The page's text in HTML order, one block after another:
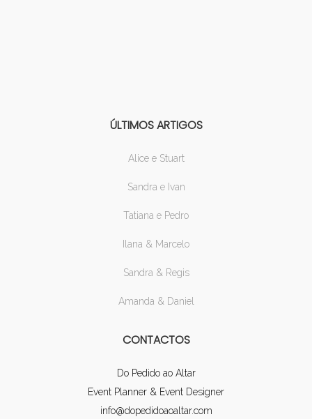
ÚLTIMOS ARTIGOS
Alice e Stuart
Sandra e Ivan
Tatiana e Pedro
Ilana & Marcelo
Sandra & Regis
Amanda & Daniel
CONTACTOS
Do Pedido ao Altar
Event Planner & Event Designer
info@dopedidoaoaltar.com